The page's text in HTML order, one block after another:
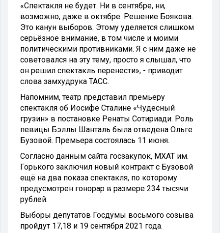
«Спектакля не будет. Ни в сентябре, ни,
возможно, даже в октябре. Решение Боякова.
Это канун выборов. Этому уделяется слишком
серьёзное внимание, в том числе и моими
политическими противниками. Я с ним даже не
советовался на эту тему, просто я слышал, что
он решил спектакль перенести», - приводит
слова замхудрука ТАСС.
Напомним, театр представил премьеру
спектакля об Иосифе Сталине «Чудесный
грузин» в постановке Ренаты Сотириади. Роль
певицы Бэллы Шанталь была отведена Ольге
Бузовой. Премьера состоялась 11 июня.
Согласно данным сайта госзакупок, МХАТ им.
Горького заключил новый контракт с Бузовой
ещё на два показа спектакля, по которому
предусмотрен гонорар в размере 234 тысячи
рублей.
Выборы депутатов Госдумы восьмого созыва
пройдут 17,18 и 19 сентября 2021 года.